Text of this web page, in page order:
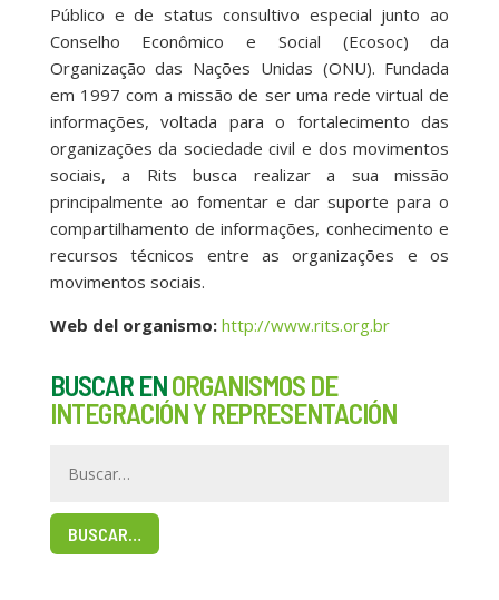
Público e de status consultivo especial junto ao
Conselho Econômico e Social (Ecosoc) da
Organização das Nações Unidas (ONU). Fundada
em 1997 com a missão de ser uma rede virtual de
informações, voltada para o fortalecimento das
organizações da sociedade civil e dos movimentos
sociais, a Rits busca realizar a sua missão
principalmente ao fomentar e dar suporte para o
compartilhamento de informações, conhecimento e
recursos técnicos entre as organizações e os
movimentos sociais.
Web del organismo: http://www.rits.org.br
BUSCAR ENORGANISMOS DE
INTEGRACIÓN Y REPRESENTACIÓN
BUSCAR…